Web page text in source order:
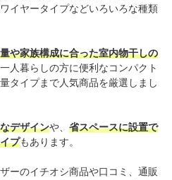
イヤータイプなどいろいろな種類
や家族構成に合った室内物干しの
人暮らしの方に便利なコンパクト
タイプまで人気商品を厳選しまし
デザインや、 省スペースに設置で
プもあります。
ーのイチオシ商品や口コミ、通販